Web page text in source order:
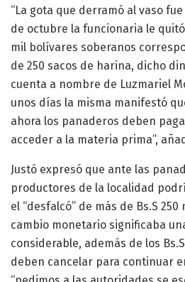
“La gota que derramó al vaso
de octubre la funcionaria le
mil bolívares soberanos
de 250 sacos de harina, dicho
cuenta a nombre de Luzmariel
unos días la misma manifestó
ahora los panaderos deben
acceder a la materia prima”,
Justó expresó que ante las
productores de la localidad
el “desfalcó” de más de Bs.S
cambio monetario significaba
considerable, además de los
deben cancelar para continuar